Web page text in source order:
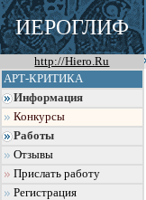
ИЕРОГЛИФ
http://Hiero.Ru
АРТ-КРИТИКА
Информация
Конкурсы
Работы
Отзывы
Прислать работу
Регистрация